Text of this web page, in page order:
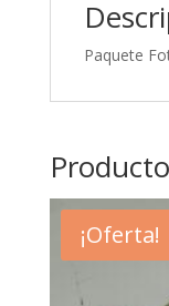
Paquete
¡Oferta!